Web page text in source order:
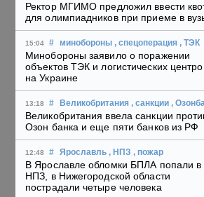
Ректор МГИМО предложил ввести
для олимпиадников при приеме в
15:04 # минобороны , спецоперация , ТЭК
Минобороны заявило о поражении
объектов ТЭК и логистических
на Украине
13:18 # Великобритания , санкции ,
Великобритания ввела санкции
Озон банка и еще пяти банков из РФ
12:48 # Ярославль , НПЗ , пожар
В Ярославле обломки БПЛА попали в
НПЗ, в Нижегородской области
пострадали четыре человека